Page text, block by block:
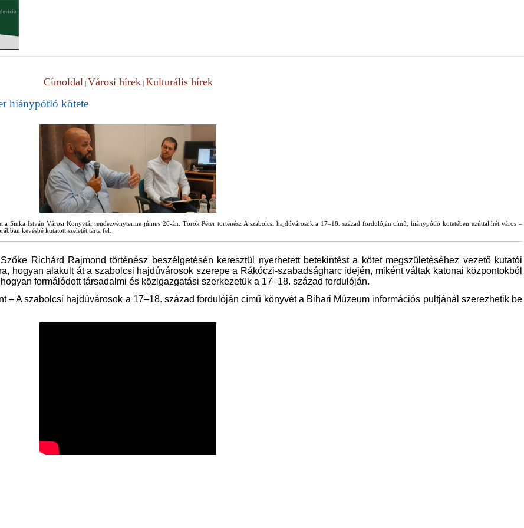
Címoldal | Városi hírek| Kulturális hírek
hiánypótló kötete
Sinka István Városi Könyvtár rendezvényterme június 26-án. Török Péter történész A szabolcsi hajdúvárosok a 17–18. század fordulóján című, hiánypótló kötetében ezúttal hét város –
kevésbé kutatott szeletét tárta fel.
Richárd Rajmond történész beszélgetésén keresztül nyerhetett betekintést a kötet megszületéséhez vezető kutatói
hogyan alakult át a szabolcsi hajdúvárosok szerepe a Rákóczi-szabadságharc idején, miként váltak katonai központokból
formálódott társadalmi és közigazgatási szerkezetük a 17–18. század fordulóján.
– A szabolcsi hajdúvárosok a 17–18. század fordulóján című könyvét a Bihari Múzeum információs pultjánál szerezhetik be